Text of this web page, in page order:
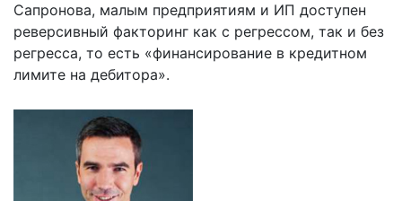
Сапронова, малым предприятиям и ИП доступен
реверсивный факторинг как с регрессом, так и без
регресса, то есть «финансирование в кредитном
лимите на дебитора».